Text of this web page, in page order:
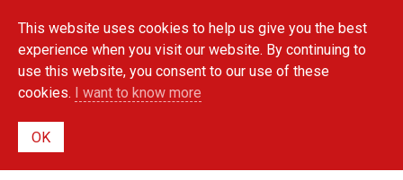
main
content
This website uses cookies to help us give you the best
experience when you visit our website. By continuing to
use this website, you consent to our use of these
cookies. I want to know more